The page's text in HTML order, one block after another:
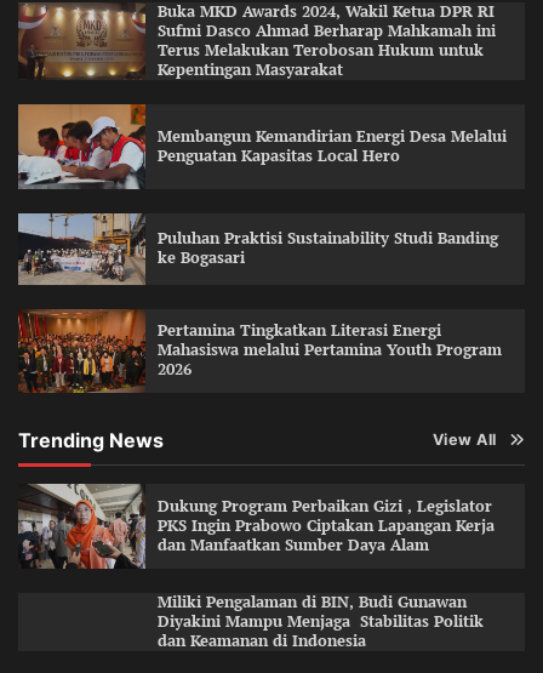
Buka MKD Awards 2024, Wakil Ketua DPR RI
Sufmi Dasco Ahmad Berharap Mahkamah ini
Terus Melakukan Terobosan Hukum untuk
Kepentingan Masyarakat
Membangun Kemandirian Energi Desa Melalui
Penguatan Kapasitas Local Hero
Puluhan Praktisi Sustainability Studi Banding
ke Bogasari
Pertamina Tingkatkan Literasi Energi
Mahasiswa melalui Pertamina Youth Program
2026
Trending News View All
Dukung Program Perbaikan Gizi , Legislator
PKS Ingin Prabowo Ciptakan Lapangan Kerja
dan Manfaatkan Sumber Daya Alam
Miliki Pengalaman di BIN, Budi Gunawan
Diyakini Mampu Menjaga Stabilitas Politik
dan Keamanan di Indonesia